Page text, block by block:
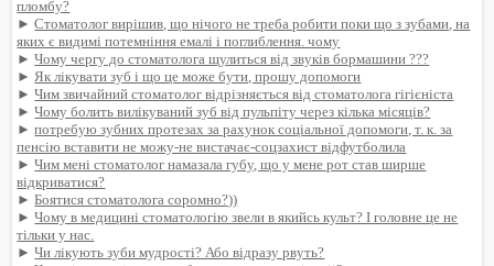
пломбу?
►Стоматолог вирішив, що нічого не треба робити поки що з зубами, на
яких є видимі потемніння емалі і поглиблення. чому
►Чому чергу до стоматолога щулиться від звуків бормашини ???
► Як лікувати зуб і що це може бути, прошу допомоги
►Чим звичайний стоматолог відрізняється від стоматолога гігієніста
►Чому болить вилікуваний зуб від пульпіту через кілька місяців?
►потребую зубних протезах за рахунок соціальної допомоги, т. к. за
пенсію вставити не можу-не вистачає-соцзахист відфутболила
►Чим мені стоматолог намазала губу, що у мене рот став ширше
відкриватися?
►Боятися стоматолога соромно?))
►Чому в медицині стоматологію звели в якийсь культ? І головне це не
тільки у нас.
►Чи лікують зуби мудрості? Або відразу рвуть?